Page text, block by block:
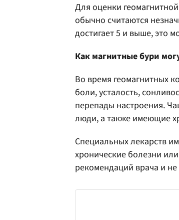
Для оценки
обычно считаются
достигает 5 и выше, это
Как магнитные бури
Во время геомагнитных
боли, усталость,
перепады настроения.
люди, а также имеющие
Специальных лекарств
хронические болезни
рекомендаций врача и